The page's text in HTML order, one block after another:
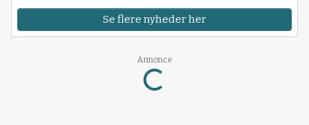
Se flere nyheder her
Annonce
Loading...